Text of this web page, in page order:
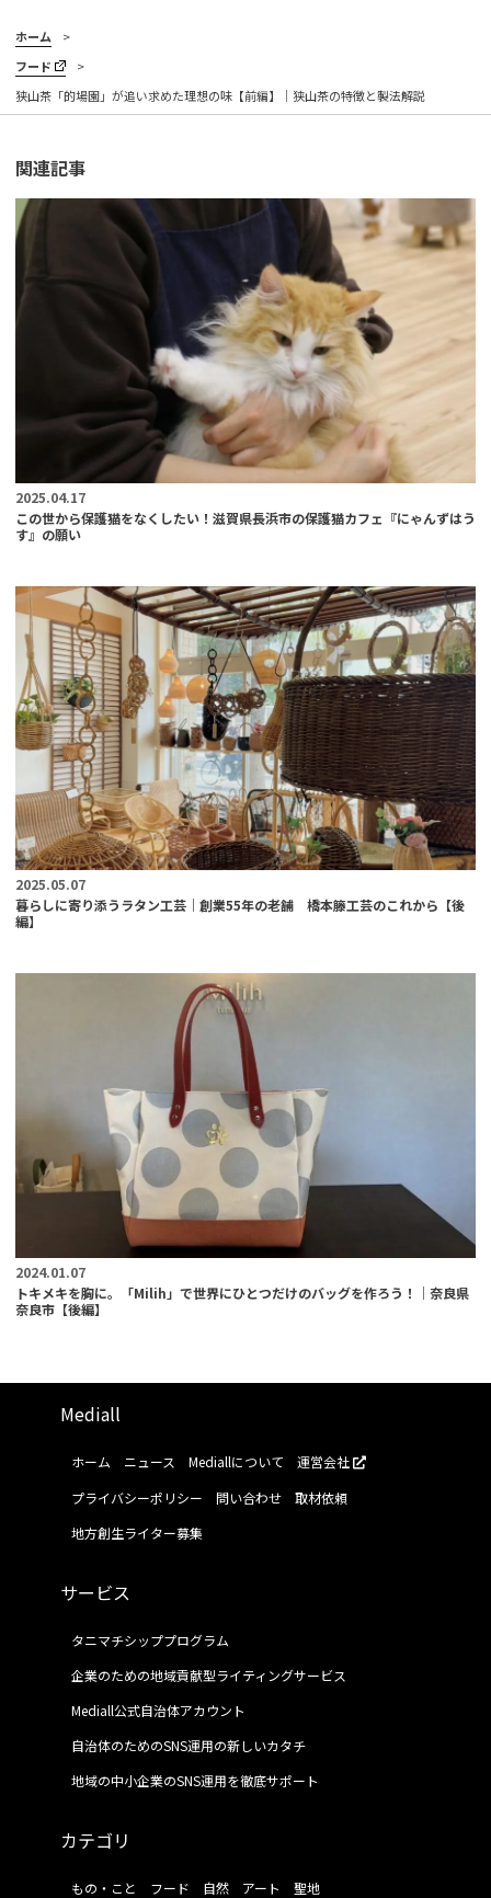
ホーム
フード
狭山茶「的場園」が追い求めた理想の味【前編】｜狭山茶の特徴と製法解説
関連記事
2025.04.17
この世から保護猫をなくしたい！滋賀県長浜市の保護猫カフェ『にゃんずはう
す』の願い
2025.05.07
暮らしに寄り添うラタン工芸｜創業55年の老舗 橋本籐工芸のこれから【後
編】
2024.01.07
トキメキを胸に。「Milih」で世界にひとつだけのバッグを作ろう！｜奈良県
奈良市【後編】
Mediall
ホーム ニュース Mediallについて
運営会社
プライバシーポリシー
問い合わせ
取材依頼
地方創生ライター募集
サービス
タニマチシッププログラム
企業のための地域貢献型ライティングサービス
Mediall公式自治体アカウント
自治体のためのSNS運用の新しいカタチ
地域の中小企業のSNS運用を徹底サポート
カテゴリ
もの・こと フード 自然 アート 聖地